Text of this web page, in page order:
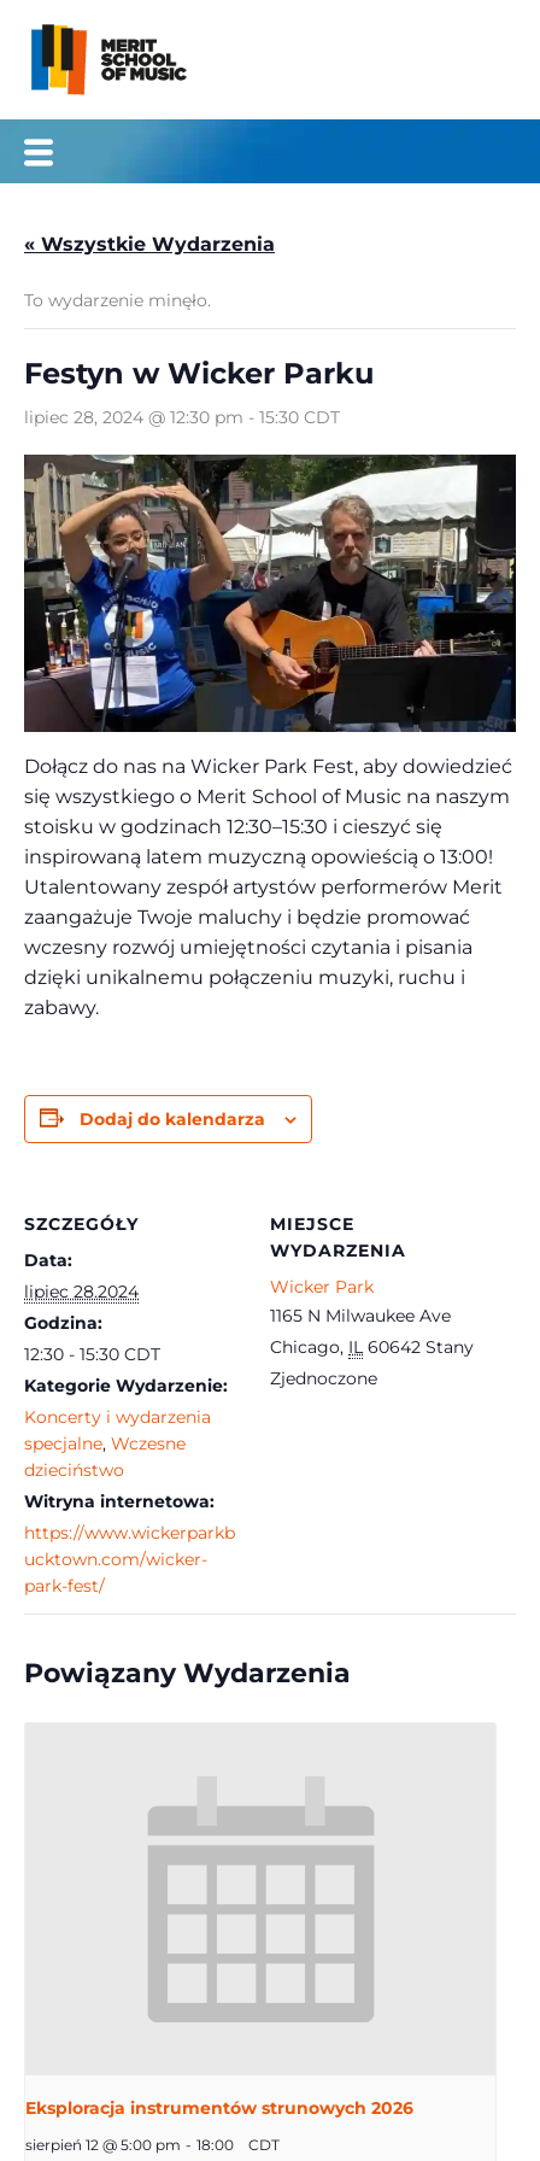
treści
« Wszystkie Wydarzenia
To wydarzenie minęło.
Festyn w Wicker Parku
lipiec 28, 2024 @ 12:30 pm - 15:30 CDT
Dołącz do nas na Wicker Park Fest, aby dowiedzieć
się wszystkiego o Merit School of Music na naszym
stoisku w godzinach 12:30–15:30 i cieszyć się
inspirowaną latem muzyczną opowieścią o 13:00!
Utalentowany zespół artystów performerów Merit
zaangażuje Twoje maluchy i będzie promować
wczesny rozwój umiejętności czytania i pisania
dzięki unikalnemu połączeniu muzyki, ruchu i
zabawy.
Dodaj do kalendarza
SZCZEGÓŁY
Data:
lipiec 28.2024
Godzina:
12:30 - 15:30 CDT
Kategorie Wydarzenie:
Koncerty i wydarzenia
specjalne, Wczesne
dzieciństwo
Witryna internetowa:
https://www.wickerparkb
ucktown.com/wicker-
park-fest/
MIEJSCE
WYDARZENIA
Wicker Park
1165 N Milwaukee Ave
Chicago, IL 60642 Stany
Zjednoczone
Powiązany Wydarzenia
Eksploracja instrumentów strunowych 2026
sierpień 12 @ 5:00 pm - 18:00 CDT